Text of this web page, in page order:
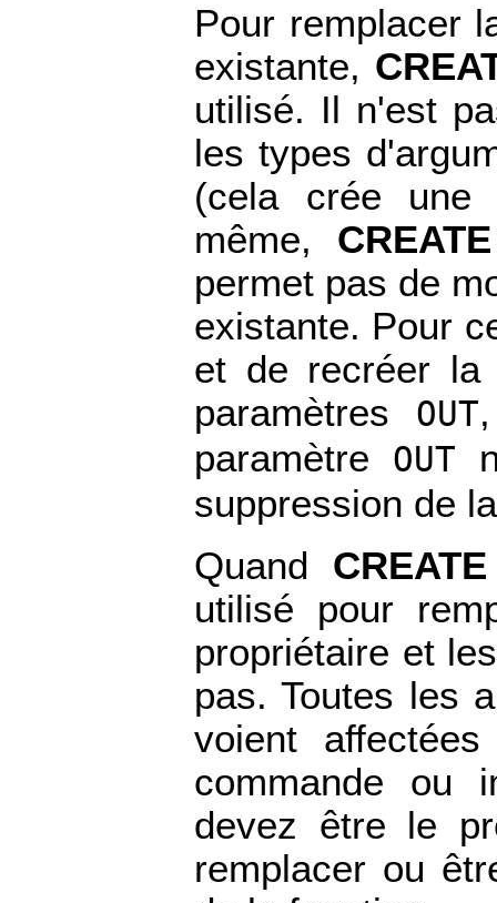
Pour remplacer
existante,
utilisé. Il n'est
les types
(cela crée une
même,
permet pas de
existante. Pour
et de recréer la
paramètres OUT
paramètre OUT
suppression de
Quand
utilisé pour
propriétaire et
pas. Toutes les
voient
commande ou
devez être le
remplacer ou